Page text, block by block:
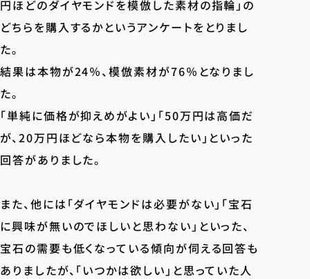
円ほどのダイヤモンドを模倣した素材の指輪」の
どちらを購入するかというアンケートをとりまし
た。
結果は本物が24％、模倣素材が76％となりまし
た。
「単純に価格が抑えめがよい」「50万円は高価だ
が、20万円ほどなら本物を購入したい」といった
回答がありました。
また、他には「ダイヤモンドは必要がない」「宝石
に興味が無いのでほしいと思わない」といった、
宝石の需要も低くなっている傾向が伺える回答も
ありましたが、「いつかは欲しい」と思っていた人